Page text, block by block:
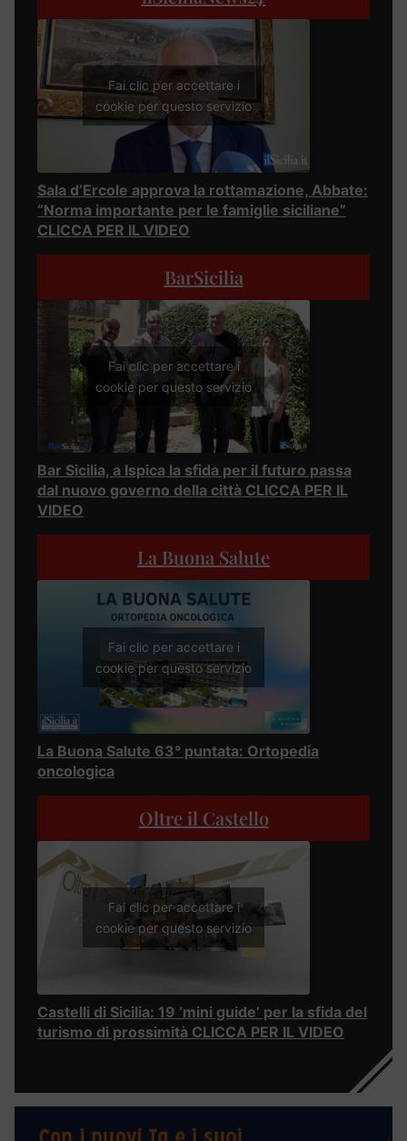
Fai clic per accettare i
cookie per questo servizio
Sala d’Ercole approva la rottamazione, Abbate:
“Norma importante per le famiglie siciliane”
CLICCA PER IL VIDEO
BarSicilia
Fai clic per accettare i
cookie per questo servizio
Bar Sicilia, a Ispica la sfida per il futuro passa
dal nuovo governo della città CLICCA PER IL
VIDEO
La Buona Salute
Fai clic per accettare i
cookie per questo servizio
La Buona Salute 63° puntata: Ortopedia
oncologica
Oltre il Castello
Fai clic per accettare i
cookie per questo servizio
Castelli di Sicilia: 19 ‘mini guide’ per la sfida del
turismo di prossimità CLICCA PER IL VIDEO